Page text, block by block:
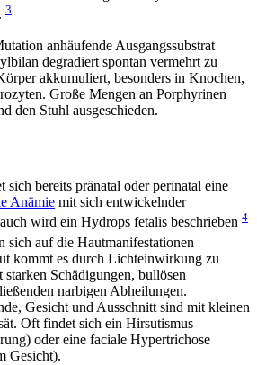
3
anhäufende Ausgangssubstrat
degradiert spontan vermehrt zu
akkumuliert, besonders in Knochen,
Große Mengen an Porphyrinen
den Stuhl ausgeschieden.
sich bereits pränatal oder perinatal eine
Anämie mit sich entwickelnder
wird ein Hydrops fetalis beschrieben 4
sich auf die Hautmanifestationen
kommt es durch Lichteinwirkung zu
Schädigungen, bullösen
narbigen Abheilungen.
Gesicht und Ausschnitt sind mit kleinen
Oft findet sich ein Hirsutismus
oder eine faciale Hypertrichose
Gesicht).